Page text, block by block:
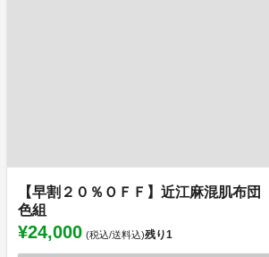
【早割２０％ＯＦＦ】近江麻混肌布
色組
¥24,000 (税込/送料込)残り1